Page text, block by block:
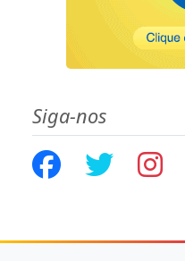
Siga-nos